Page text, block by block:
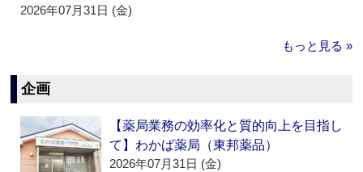
2026年07月31日 (金)
もっと見る »
企画
【薬局業務の効率化と質的向上を目指し
て】わかば薬局（東邦薬品）
2026年07月31日 (金)